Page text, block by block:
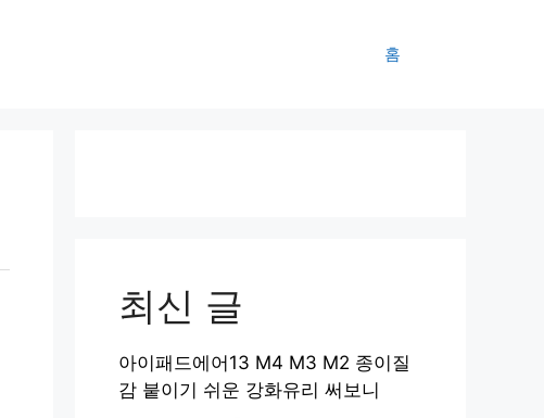
홈
최신 글
아이패드에어13 M4 M3 M2 종이질
감 붙이기 쉬운 강화유리 써보니